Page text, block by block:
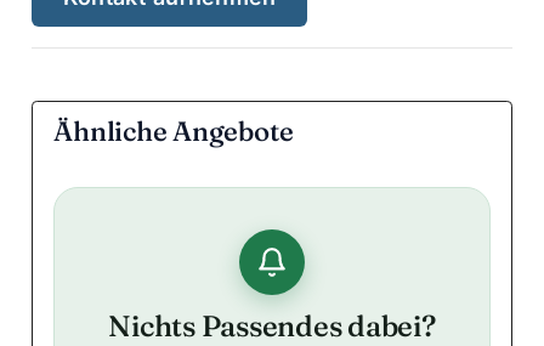
Ähnliche Angebote
Nichts Passendes dabei?